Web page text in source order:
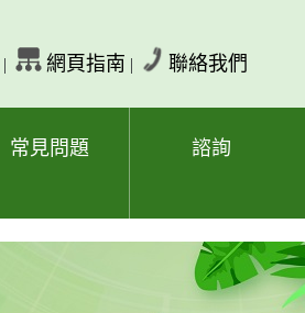
| 網頁指南 | 聯絡我們
常見問題 諮詢